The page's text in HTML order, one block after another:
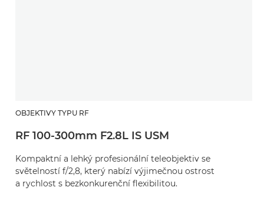
OBJEKTIVY TYPU RF
RF 100-300mm F2.8L IS USM
Kompaktní a lehký profesionální teleobjektiv se
světelností f/2,8, který nabízí výjimečnou ostrost
a rychlost s bezkonkurenční flexibilitou.